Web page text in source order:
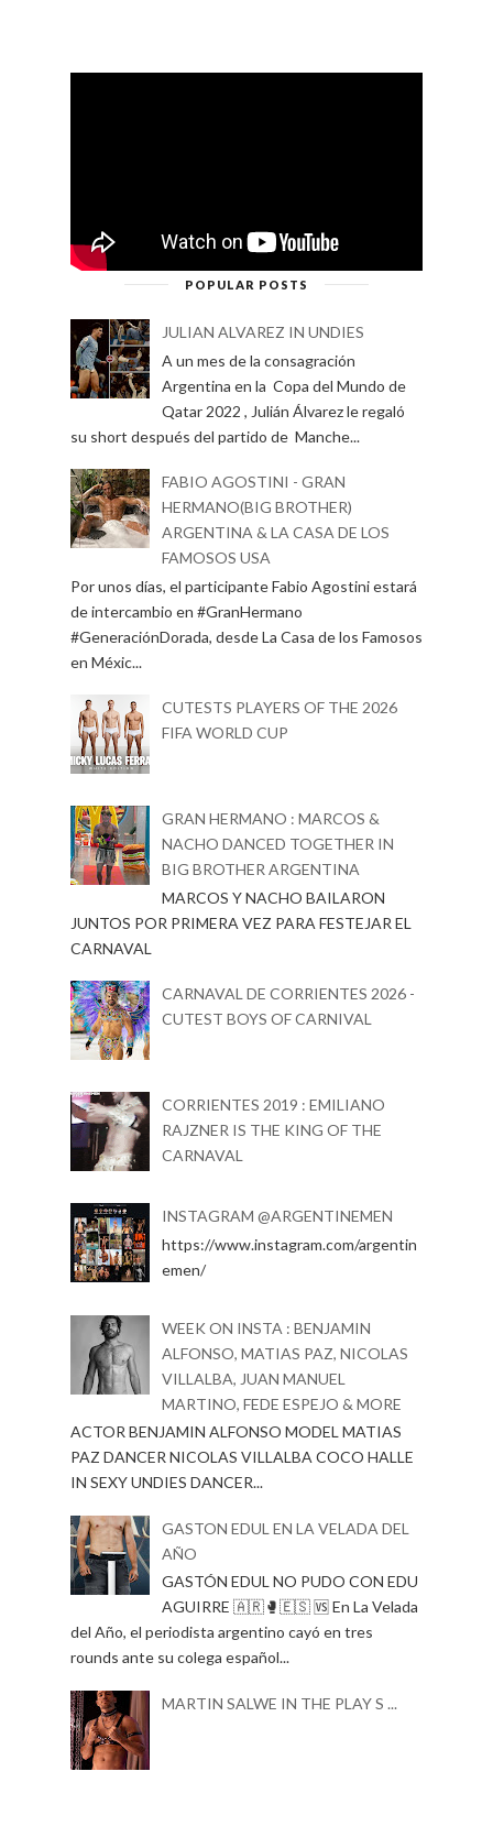
POPULAR POSTS
JULIAN ALVAREZ IN UNDIES
A un mes de la consagración
Argentina en la Copa del Mundo de
Qatar 2022 , Julián Álvarez le regaló
su short después del partido de Manche...
FABIO AGOSTINI - GRAN
HERMANO(BIG BROTHER)
ARGENTINA & LA CASA DE LOS
FAMOSOS USA
Por unos días, el participante Fabio Agostini estará
de intercambio en #GranHermano
#GeneraciónDorada, desde La Casa de los Famosos
en Méxic...
CUTESTS PLAYERS OF THE 2026
FIFA WORLD CUP
GRAN HERMANO : MARCOS &
NACHO DANCED TOGETHER IN
BIG BROTHER ARGENTINA
MARCOS Y NACHO BAILARON
JUNTOS POR PRIMERA VEZ PARA FESTEJAR EL
CARNAVAL
CARNAVAL DE CORRIENTES 2026 -
CUTEST BOYS OF CARNIVAL
CORRIENTES 2019 : EMILIANO
RAJZNER IS THE KING OF THE
CARNAVAL
INSTAGRAM @ARGENTINEMEN
https://www.instagram.com/argentin
emen/
WEEK ON INSTA : BENJAMIN
ALFONSO, MATIAS PAZ, NICOLAS
VILLALBA, JUAN MANUEL
MARTINO, FEDE ESPEJO & MORE
ACTOR BENJAMIN ALFONSO MODEL MATIAS
PAZ DANCER NICOLAS VILLALBA COCO HALLE
IN SEXY UNDIES DANCER...
GASTON EDUL EN LA VELADA DEL
AÑO
GASTÓN EDUL NO PUDO CON EDU
AGUIRRE 🇦🇷🥊🇪🇸 🆚 En La Velada
del Año, el periodista argentino cayó en tres
rounds ante su colega español...
MARTIN SALWE IN THE PLAY S ...